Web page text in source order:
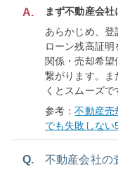
A.
まず不動産会社
あらかじめ、登
ローン残高証明
関係・売却希望
繋がります。ま
くとスムーズで
参考：不動産売
でも失敗しない
Q. 不動産会社の